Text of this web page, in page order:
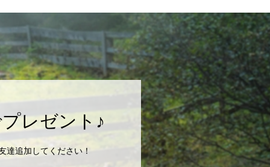
レゼント♪
追加してください！